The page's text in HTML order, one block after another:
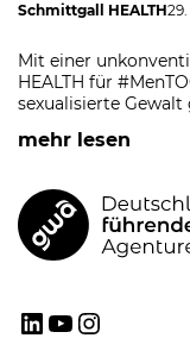
Schmittgall HEALTH
Mit einer
HEALTH für
sexualisierte Gewalt
mehr lesen
LinkedIn
YouTube